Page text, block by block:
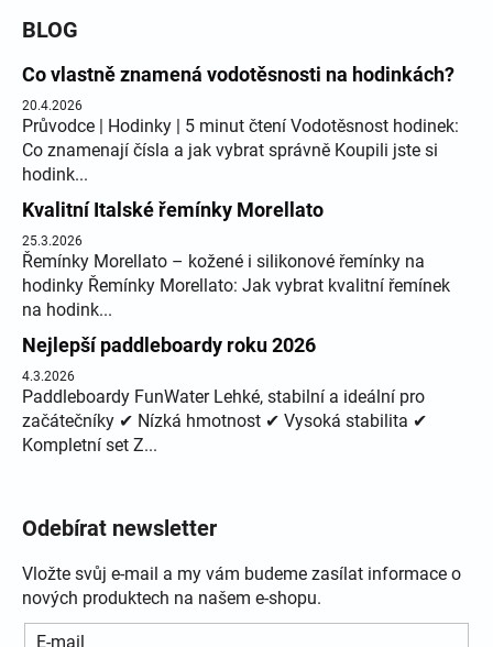
BLOG
Co vlastně znamená vodotěsnosti na hodinkách?
20.4.2026
Průvodce | Hodinky | 5 minut čtení Vodotěsnost hodinek:
Co znamenají čísla a jak vybrat správně Koupili jste si
hodink...
Kvalitní Italské řemínky Morellato
25.3.2026
Řemínky Morellato – kožené i silikonové řemínky na
hodinky Řemínky Morellato: Jak vybrat kvalitní řemínek
na hodink...
Nejlepší paddleboardy roku 2026
4.3.2026
Paddleboardy FunWater Lehké, stabilní a ideální pro
začátečníky ✔ Nízká hmotnost ✔ Vysoká stabilita ✔
Kompletní set Z...
Odebírat newsletter
Vložte svůj e-mail a my vám budeme zasílat informace o
nových produktech na našem e-shopu.
E-mail